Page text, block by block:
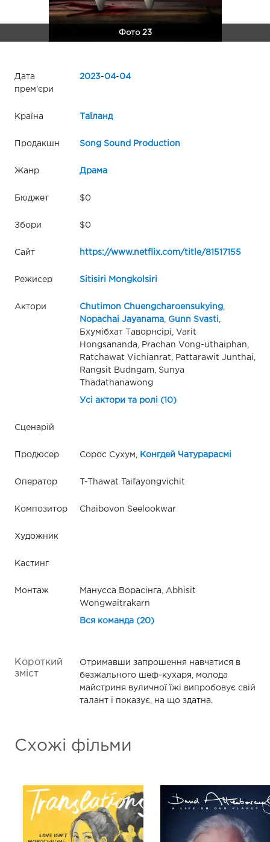
Фото 23
Дата
прем'єри
2023-04-04
Країна Таїланд
Продакшн Song Sound Production
Жанр Драма
Бюджет $0
Збори $0
Сайт https://www.netflix.com/title/81517155
Режисер Sitisiri Mongkolsiri
Актори Chutimon Chuengcharoensukying,
Nopachai Jayanama, Gunn Svasti
Бхумібхат Таворнсірі, Varit
Hongsananda, Prachan Vong-uthaiphan,
Ratchawat Vichianrat, Pattarawit Junthai,
Rangsit Budngam, Sunya
Thadathanawong
Усі актори та ролі (10)
Сценарій
Продюсер Сорос Сухум, Конгдей Чатурарасмі
Оператор T-Thawat Taifayongvichit
Композитор Chaibovon Seelookwar
Художник
Кастинг
Монтаж
Манусса Ворасінга, Abhisit
Wongwaitrakarn
Вся команда (20)
Короткий
зміст
Отримавши запрошення навчатися в
безжального шеф-кухаря, молода
майстриня вуличної їжі випробовує свій
талант і показує, на що здатна.
Схожі фільми